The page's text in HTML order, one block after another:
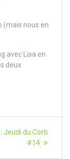
(mais nous en
avec Lisa en
deux
Article
Jeudi du Corti
#14